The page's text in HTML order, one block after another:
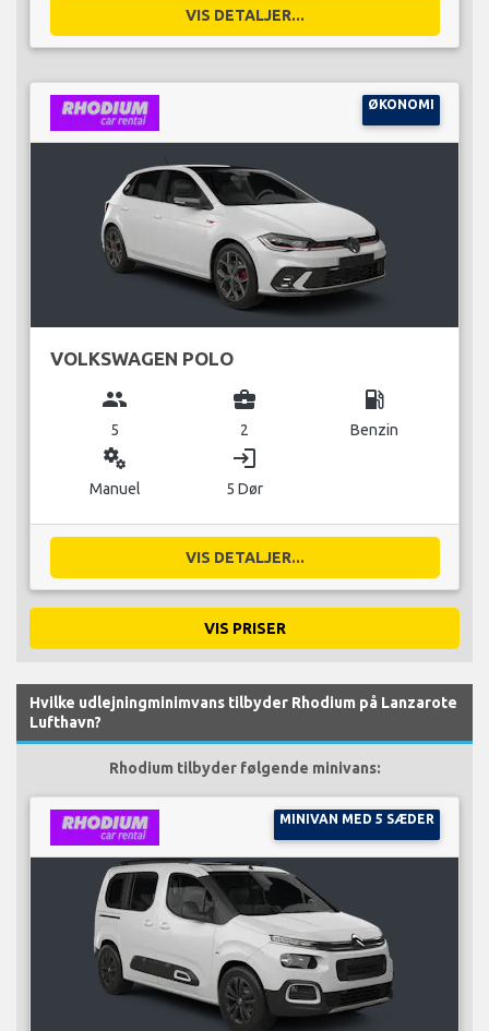
VIS DETALJER...
ØKONOMI
VOLKSWAGEN POLO
group
5
business_center
2
local_gas_station
Benzin
miscellaneous_services
Manuel
login
5 Dør
VIS DETALJER...
VIS PRISER
Hvilke udlejningminimvans tilbyder Rhodium på Lanzarote
Lufthavn?
Rhodium tilbyder følgende minivans:
MINIVAN MED 5 SÆDER